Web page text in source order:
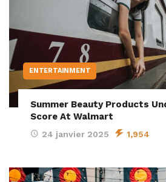
ENTERTAINMENT
Summer Beauty Products
Score At Walmart
24 janvier 2025 1,954